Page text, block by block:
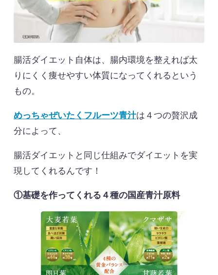
腸活ダイエット自体は、腸内環境を整えれば太
りにくく痩せやすい体質になってくれるという
もの。
めっちゃぜいたくフルーツ青汁は４つの贅沢成
分によって、
腸活ダイエットと同じ仕組みでダイエットを実
現してくれるんです！
①基礎を作ってくれる４種の国産青汁原料